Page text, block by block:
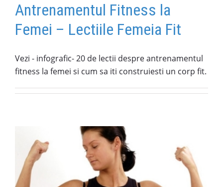
Antrenamentul Fitness la
Femei – Lectiile Femeia Fit
Vezi - infografic- 20 de lectii despre antrenamentul
fitness la femei si cum sa iti construiesti un corp fit.